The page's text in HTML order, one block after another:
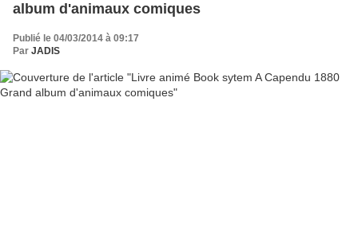
album d'animaux comiques
Publié le 04/03/2014 à 09:17
Par JADIS